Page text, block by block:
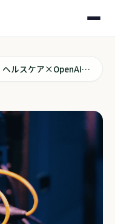
ヘルスケア×OpenAI、次に動く銘柄はどこか